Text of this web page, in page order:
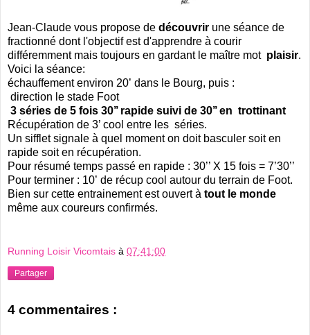
Jean-Claude vous propose de découvrir une séance de
fractionné dont l'objectif est d'apprendre à courir
différemment mais toujours en gardant le maître mot plaisir.
Voici la séance:
échauffement environ 20’ dans le Bourg, puis :
direction le stade Foot
3 séries de 5 fois 30’’ rapide suivi de 30’’ en trottinant
Récupération de 3’ cool entre les séries.
Un sifflet signale à quel moment on doit basculer soit en
rapide soit en récupération.
Pour résumé temps passé en rapide : 30’’ X 15 fois = 7’30’’
Pour terminer : 10’ de récup cool autour du terrain de Foot.
Bien sur cette entrainement est ouvert à tout le monde
même aux coureurs confirmés.
Running Loisir Vicomtais à 07:41:00
Partager
4 commentaires :